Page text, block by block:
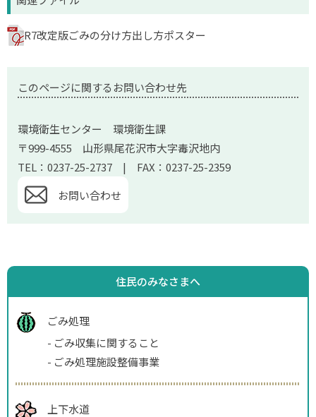
R7改定版ごみの分け方出し方ポスター
このページに関するお問い合わせ先
環境衛生センター 環境衛生課
〒999-4555 山形県尾花沢市大字毒沢地内
TEL：0237-25-2737 | FAX：0237-25-2359
お問い合わせ
住民のみなさまへ
ごみ処理
- ごみ収集に関すること
- ごみ処理施設整備事業
上下水道